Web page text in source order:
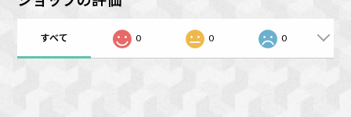
すべて 0 0 0